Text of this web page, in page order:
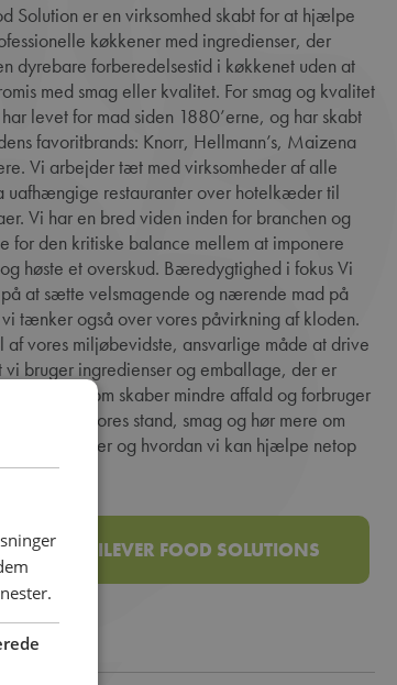
Solution er en virksomhed skabt for at hjælpe
køkkener med ingredienser, der
dyrebare forberedelsestid i køkkenet uden at
med smag eller kvalitet. For smag og kvalitet
levet for mad siden 1880’erne, og har skabt
favoritbrands: Knorr, Hellmann’s, Maizena
Vi arbejder tæt med virksomheder af alle
uafhængige restauranter over hotelkæder til
Vi har en bred viden inden for branchen og
for den kritiske balance mellem at imponere
høste et overskud. Bæredygtighed i fokus Vi
at sætte velsmagende og nærende mad på
tænker også over vores påvirkning af kloden.
af vores miljøbevidste, ansvarlige måde at drive
vi bruger ingredienser og emballage, der er
som skaber mindre affald og forbruger
Kig forbi vores stand, smag og hør mere om
og værdier og hvordan vi kan hjælpe netop
OM UNILEVER FOOD SOLUTIONS